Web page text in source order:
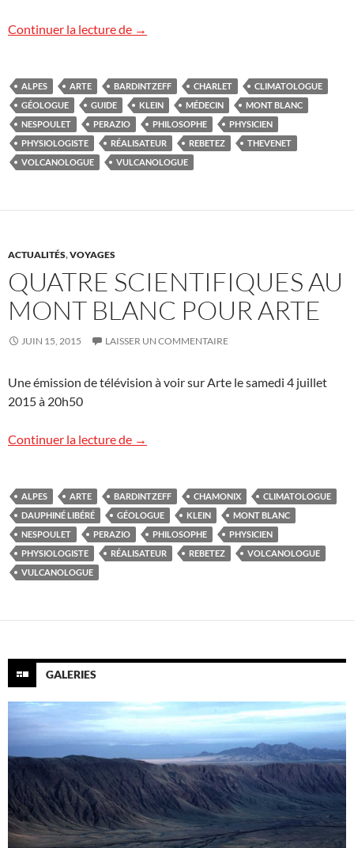
Continuer la lecture de Demain samedi, à la découverte du
→
ALPES ARTE BARDINTZEFF CHARLET
CLIMATOLOGUE
GÉOLOGUE
GUIDE KLEIN MÉDECIN
MONT BLANC
NESPOULET
PERAZIO PHILOSOPHE
PHYSICIEN
PHYSIOLOGISTE
RÉALISATEUR REBETEZ
THEVENET
VOLCANOLOGUE
VULCANOLOGUE
ACTUALITÉS,VOYAGES
QUATRE SCIENTIFIQUES AU
MONT BLANC POUR ARTE
JUIN 15, 2015 LAISSER UN COMMENTAIRE
Une émission de télévision à voir sur Arte le samedi 4 juillet
2015 à 20h50
Continuer la lecture de Quatre scientifiques au mont Blanc
→
ALPES ARTE BARDINTZEFF CHAMONIX
CLIMATOLOGUE
DAUPHINÉ LIBÉRÉ
GÉOLOGUE KLEIN
MONT BLANC
NESPOULET
PERAZIO PHILOSOPHE
PHYSICIEN
PHYSIOLOGISTE
RÉALISATEUR REBETEZ
VOLCANOLOGUE
VULCANOLOGUE
GALERIES